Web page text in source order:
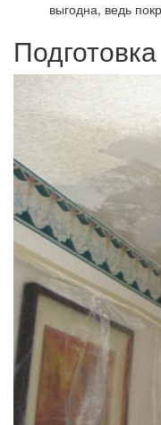
выгодна, ведь